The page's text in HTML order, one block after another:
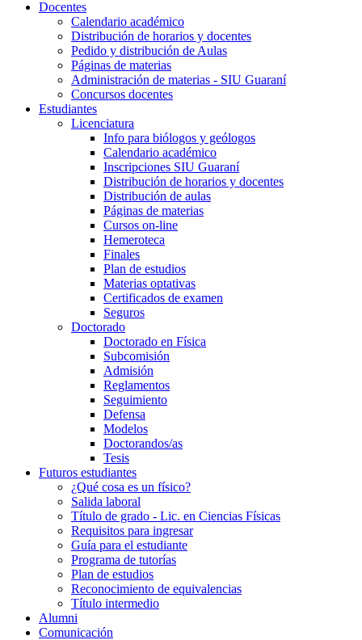
Docentes
Calendario académico
Distribución de horarios y docentes
Pedido y distribución de Aulas
Páginas de materias
Administración de materias - SIU Guaraní
Concursos docentes
Estudiantes
Licenciatura
Info para biólogos y geólogos
Calendario académico
Inscripciones SIU Guaraní
Distribución de horarios y docentes
Distribución de aulas
Páginas de materias
Cursos on-line
Hemeroteca
Finales
Plan de estudios
Materias optativas
Certificados de examen
Seguros
Doctorado
Doctorado en Física
Subcomisión
Admisión
Reglamentos
Seguimiento
Defensa
Modelos
Doctorandos/as
Tesis
Futuros estudiantes
¿Qué cosa es un físico?
Salida laboral
Título de grado - Lic. en Ciencias Físicas
Requisitos para ingresar
Guía para el estudiante
Programa de tutorías
Plan de estudios
Reconocimiento de equivalencias
Título intermedio
Alumni
Comunicación